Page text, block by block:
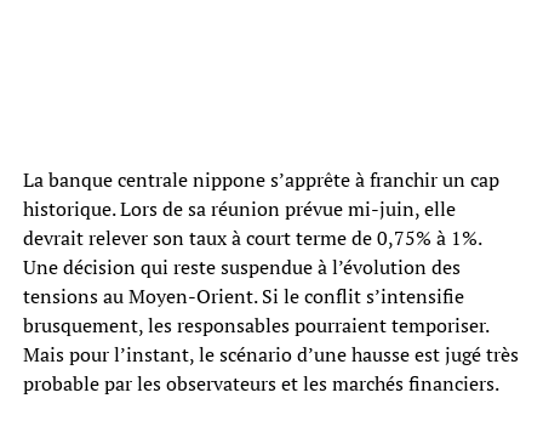
La banque centrale nippone s’apprête à franchir un cap
historique. Lors de sa réunion prévue mi-juin, elle
devrait relever son taux à court terme de 0,75% à 1%.
Une décision qui reste suspendue à l’évolution des
tensions au Moyen-Orient. Si le conflit s’intensifie
brusquement, les responsables pourraient temporiser.
Mais pour l’instant, le scénario d’une hausse est jugé très
probable par les observateurs et les marchés financiers.